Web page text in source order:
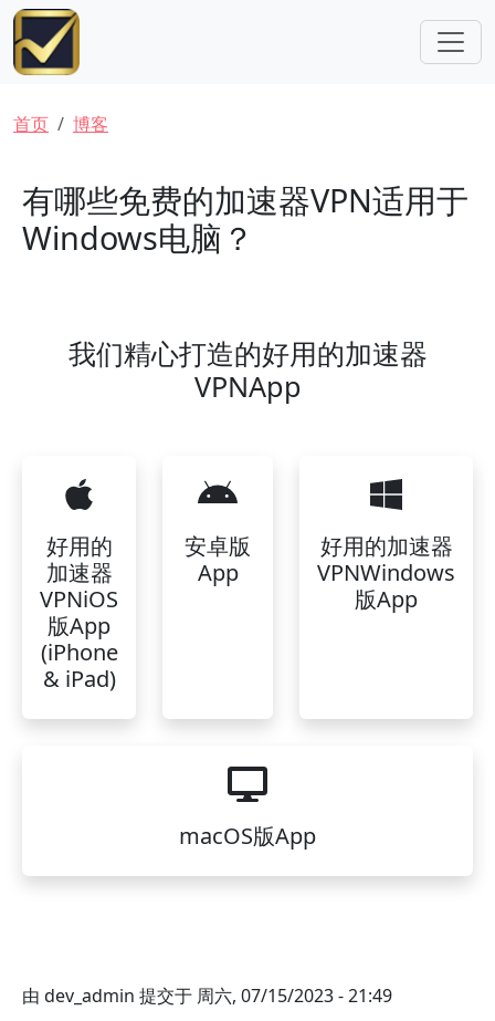
跳转到主要内容
面包屑
首页 博客
有哪些免费的加速器VPN适用于
Windows电脑？
我们精心打造的好用的加速器
VPNApp
好用的
加速器
VPNiOS
版App
(iPhone
& iPad)
安卓版
App
好用的加速器
VPNWindows
版App
macOS版App
由 dev_admin 提交于 周六, 07/15/2023 - 21:49